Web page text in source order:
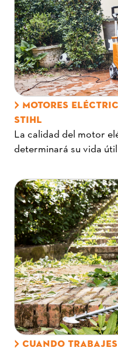
MOTORES
STIHL
La calidad del motor
determinará su vida
CUANDO